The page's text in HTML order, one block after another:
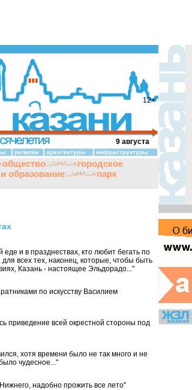
12+
9 августа
религии архитектуры инфраструктуры
общество
городское
образование
парк
и в празднествах, кто любит бегать по
всех тех, наконец, которые, чтобы быть
Казань - настоящее Эльдорадо..."
по искусству Василием
приведение всей окрестной стороны под
хотя времени было не так много и не
чудесное..."
надобно прожить все лето"